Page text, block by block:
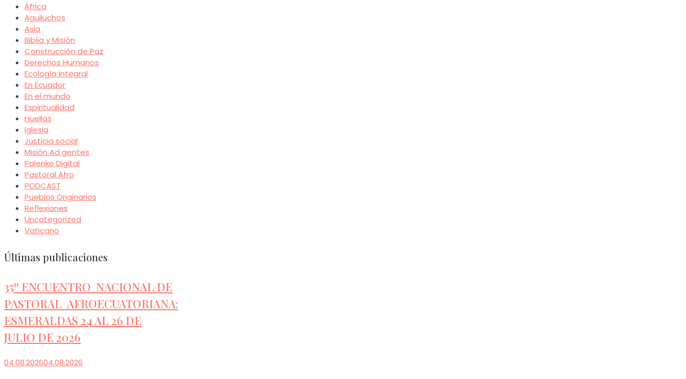
África
Aguiluchos
Asia
Biblia y Misión
Construcción de Paz
Derechos Humanos
Ecología Integral
En Ecuador
En el mundo
Espiritualidad
Huellas
Iglesia
Justicia social
Misión Ad gentes
Palenke Digital
Pastoral Afro
PODCAST
Pueblos Originarios
Reflexiones
Uncategorized
Vaticano
Últimas publicaciones
35º ENCUENTRO NACIONAL DE
PASTORAL AFROECUATORIANA:
ESMERALDAS 24 AL 26 DE
JULIO DE 2026
04.08.202604.08.2026